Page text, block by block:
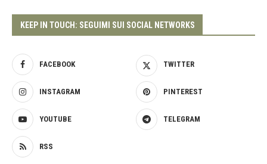
KEEP IN TOUCH: SEGUIMI SUI SOCIAL NETWORKS
FACEBOOK TWITTER
INSTAGRAM PINTEREST
YOUTUBE TELEGRAM
RSS